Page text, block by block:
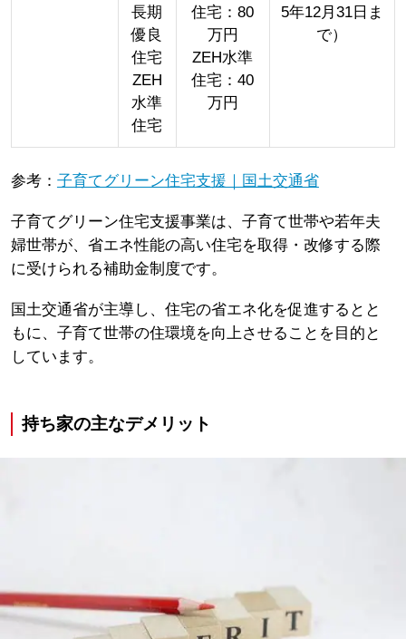
長期
優良
住宅
ZEH
水準
住宅
住宅：80
万円
ZEH水準
住宅：40
万円
5年12月31日ま
で）
参考： 子育てグリーン住宅支援｜国土交通省
子育てグリーン住宅支援事業は、子育て世帯や若年夫
婦世帯が、省エネ性能の高い住宅を取得・改修する際
に受けられる補助金制度です。
国土交通省が主導し、住宅の省エネ化を促進するとと
もに、子育て世帯の住環境を向上させることを目的と
しています。
持ち家の主なデメリット